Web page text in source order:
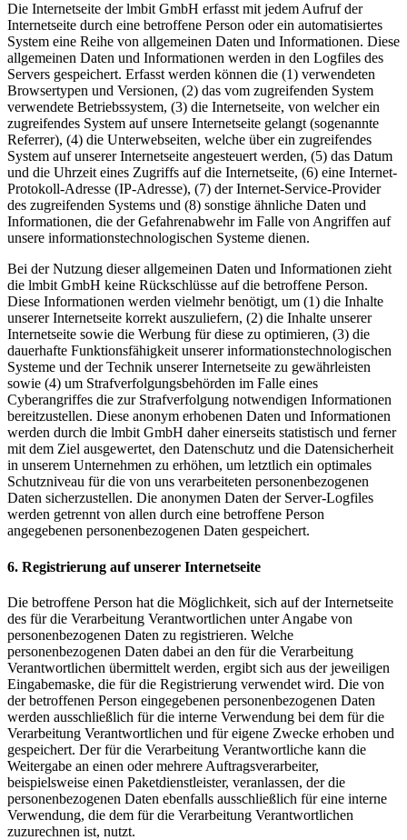
Die Internetseite der lmbit GmbH erfasst mit jedem Aufruf der
Internetseite durch eine betroffene Person oder ein automatisiertes
System eine Reihe von allgemeinen Daten und Informationen. Diese
allgemeinen Daten und Informationen werden in den Logfiles des
Servers gespeichert. Erfasst werden können die (1) verwendeten
Browsertypen und Versionen, (2) das vom zugreifenden System
verwendete Betriebssystem, (3) die Internetseite, von welcher ein
zugreifendes System auf unsere Internetseite gelangt (sogenannte
Referrer), (4) die Unterwebseiten, welche über ein zugreifendes
System auf unserer Internetseite angesteuert werden, (5) das Datum
und die Uhrzeit eines Zugriffs auf die Internetseite, (6) eine Internet-
Protokoll-Adresse (IP-Adresse), (7) der Internet-Service-Provider
des zugreifenden Systems und (8) sonstige ähnliche Daten und
Informationen, die der Gefahrenabwehr im Falle von Angriffen auf
unsere informationstechnologischen Systeme dienen.
Bei der Nutzung dieser allgemeinen Daten und Informationen zieht
die lmbit GmbH keine Rückschlüsse auf die betroffene Person.
Diese Informationen werden vielmehr benötigt, um (1) die Inhalte
unserer Internetseite korrekt auszuliefern, (2) die Inhalte unserer
Internetseite sowie die Werbung für diese zu optimieren, (3) die
dauerhafte Funktionsfähigkeit unserer informationstechnologischen
Systeme und der Technik unserer Internetseite zu gewährleisten
sowie (4) um Strafverfolgungsbehörden im Falle eines
Cyberangriffes die zur Strafverfolgung notwendigen Informationen
bereitzustellen. Diese anonym erhobenen Daten und Informationen
werden durch die lmbit GmbH daher einerseits statistisch und ferner
mit dem Ziel ausgewertet, den Datenschutz und die Datensicherheit
in unserem Unternehmen zu erhöhen, um letztlich ein optimales
Schutzniveau für die von uns verarbeiteten personenbezogenen
Daten sicherzustellen. Die anonymen Daten der Server-Logfiles
werden getrennt von allen durch eine betroffene Person
angegebenen personenbezogenen Daten gespeichert.
6. Registrierung auf unserer Internetseite
Die betroffene Person hat die Möglichkeit, sich auf der Internetseite
des für die Verarbeitung Verantwortlichen unter Angabe von
personenbezogenen Daten zu registrieren. Welche
personenbezogenen Daten dabei an den für die Verarbeitung
Verantwortlichen übermittelt werden, ergibt sich aus der jeweiligen
Eingabemaske, die für die Registrierung verwendet wird. Die von
der betroffenen Person eingegebenen personenbezogenen Daten
werden ausschließlich für die interne Verwendung bei dem für die
Verarbeitung Verantwortlichen und für eigene Zwecke erhoben und
gespeichert. Der für die Verarbeitung Verantwortliche kann die
Weitergabe an einen oder mehrere Auftragsverarbeiter,
beispielsweise einen Paketdienstleister, veranlassen, der die
personenbezogenen Daten ebenfalls ausschließlich für eine interne
Verwendung, die dem für die Verarbeitung Verantwortlichen
zuzurechnen ist, nutzt.